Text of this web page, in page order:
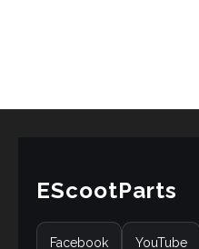
EScootParts
Facebook YouTube